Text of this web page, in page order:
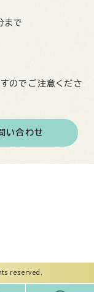
まで
のでご注意くださ
い合わせ
reserved.